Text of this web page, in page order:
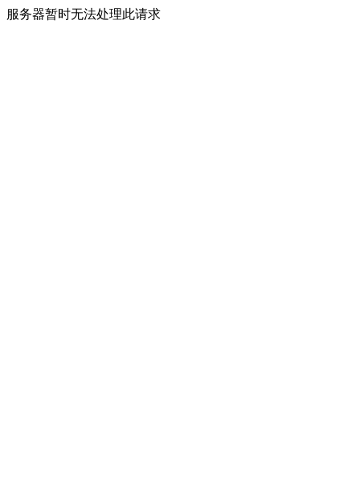
服务器暂时无法处理此请求